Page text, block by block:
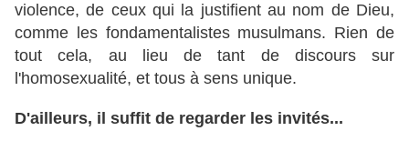
violence, de ceux qui la justifient au nom de Dieu,
comme les fondamentalistes musulmans. Rien de
tout cela, au lieu de tant de discours sur
l'homosexualité, et tous à sens unique.
D'ailleurs, il suffit de regarder les invités...